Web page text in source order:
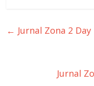
← Jurnal Zona 2
Jurnal